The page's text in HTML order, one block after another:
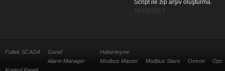
Script ile zip arşiv oluşturma.
18/08/2017
Fultek SCADA
Genel
Alarm Manager
Haberleşme
Modbus Master
Modbus Slave Omron
Opc